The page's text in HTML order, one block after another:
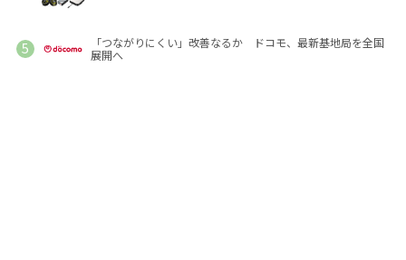
「つながりにくい」改善なるか ドコモ、最新基地局を全国
展開へ